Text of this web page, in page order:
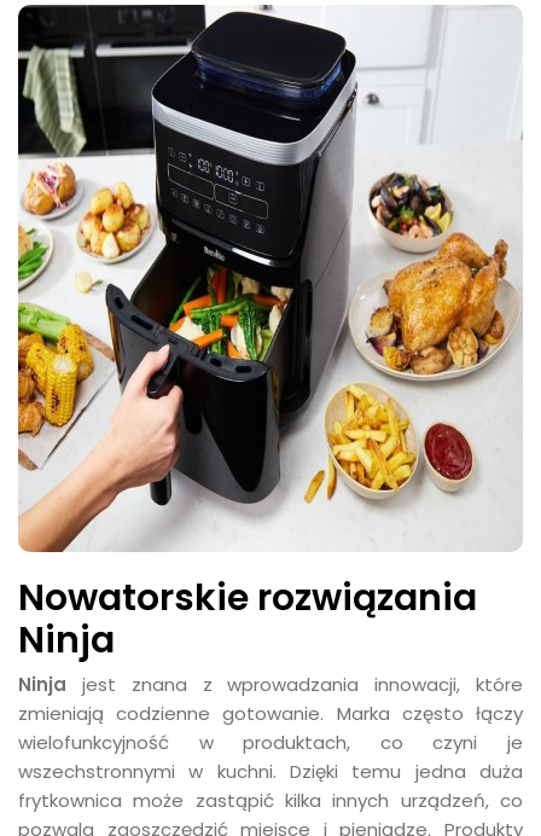
Nowatorskie rozwiązania
Ninja
Ninja jest znana z wprowadzania innowacji, które
zmieniają codzienne gotowanie. Marka często łączy
wielofunkcyjność w produktach, co czyni je
wszechstronnymi w kuchni. Dzięki temu jedna duża
frytkownica może zastąpić kilka innych urządzeń, co
pozwala zaoszczędzić miejsce i pieniądze. Produkty